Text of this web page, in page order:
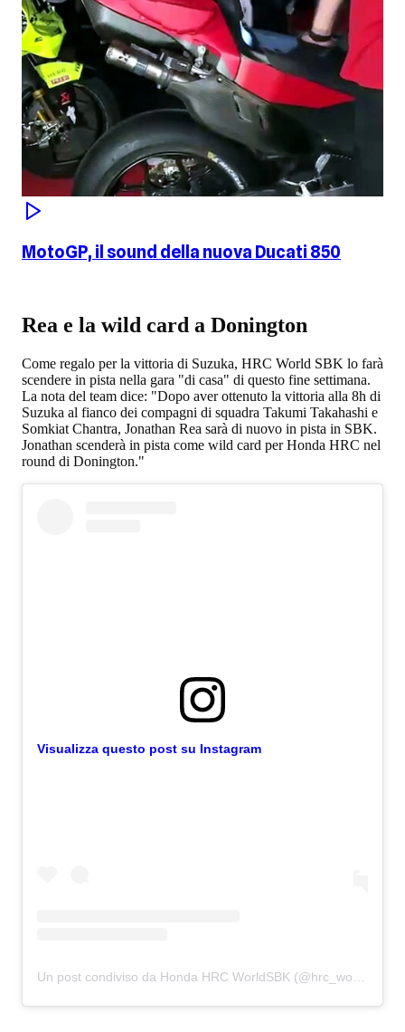
MotoGP, il sound della nuova Ducati 850
Rea e la wild card a Donington
Come regalo per la vittoria di Suzuka, HRC World SBK lo farà
scendere in pista nella gara "di casa" di questo fine settimana.
La nota del team dice: "Dopo aver ottenuto la vittoria alla 8h di
Suzuka al fianco dei compagni di squadra Takumi Takahashi e
Somkiat Chantra, Jonathan Rea sarà di nuovo in pista in SBK.
Jonathan scenderà in pista come wild card per Honda HRC nel
round di Donington."
Visualizza questo post su Instagram
Un post condiviso da Honda HRC WorldSBK (@hrc_worldsbk)